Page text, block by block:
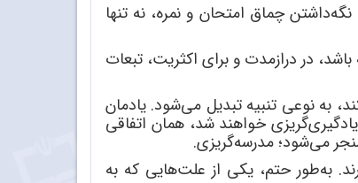
داشتن چماق امتحان و نمره، نه تنها
در درازمدت و برای اکثریت، تبعات
به نوعی تنبیه تبدیل میشود. یادمان
گریزی خواهند شد، همان اتفاقی
میشود؛ مدرسهگریزی.
بهطور حتم، یکی از علتهایی که به